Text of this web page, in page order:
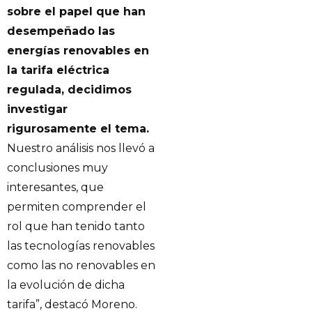
sobre el papel que han
desempeñado las
energías renovables en
la tarifa eléctrica
regulada, decidimos
investigar
rigurosamente el tema.
Nuestro análisis nos llevó a
conclusiones muy
interesantes, que
permiten comprender el
rol que han tenido tanto
las tecnologías renovables
como las no renovables en
la evolución de dicha
tarifa”, destacó Moreno.